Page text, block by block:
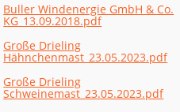
Buller Windenergie GmbH & Co.
KG_13.09.2018.pdf
Große Drieling
Hähnchenmast_23.05.2023.pdf
Große Drieling
Schweinemast_23.05.2023.pdf